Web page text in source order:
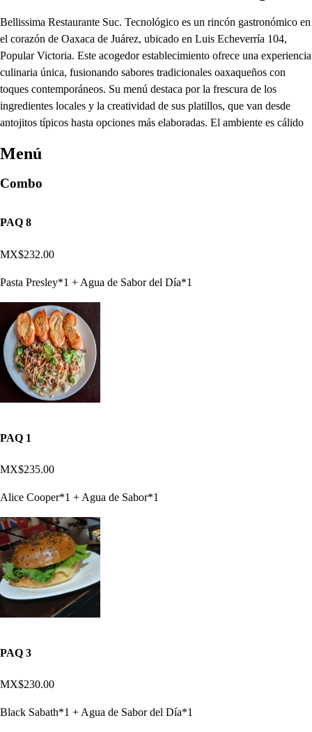
Bellissima Restaurante Suc. Tecnológico es un rincón gastronómico en
el corazón de Oaxaca de Juárez, ubicado en Luis Echeverría 104,
Popular Victoria. Este acogedor establecimiento ofrece una experiencia
culinaria única, fusionando sabores tradicionales oaxaqueños con
toques contemporáneos. Su menú destaca por la frescura de los
ingredientes locales y la creatividad de sus platillos, que van desde
antojitos típicos hasta opciones más elaboradas. El ambiente es cálido
Menú
Combo
PAQ 8
MX$232.00
Pasta Presley*1 + Agua de Sabor del Día*1
PAQ 1
MX$235.00
Alice Cooper*1 + Agua de Sabor*1
PAQ 3
MX$230.00
Black Sabath*1 + Agua de Sabor del Día*1